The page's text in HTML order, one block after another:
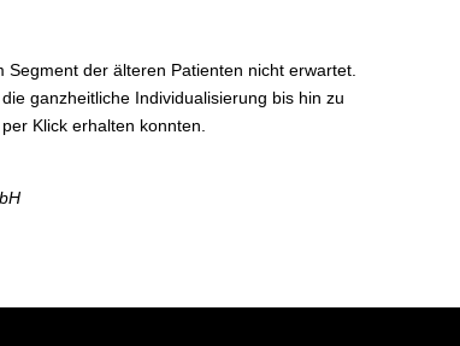
der älteren Patienten nicht erwartet.
ganzheitliche Individualisierung bis hin zu
Klick erhalten konnten.